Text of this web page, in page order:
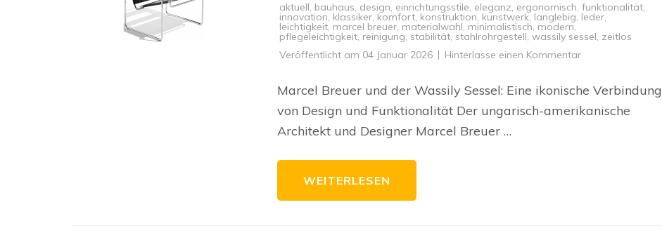
aktuell, bauhaus, design, einrichtungsstile, eleganz, ergonomisch, funktionalität,
innovation, klassiker, komfort, konstruktion, kunstwerk, langlebig, leder,
leichtigkeit, marcel breuer, materialwahl, minimalistisch, modern,
pflegeleichtigkeit, reinigung, stabilität, stahlrohrgestell, wassily sessel, zeitlos
Veröffentlicht am 04 Januar 2026 Hinterlasse einen Kommentarzu
Eleganz
des
Marcel
Breuer
Marcel Breuer und der Wassily Sessel: Eine ikonische Verbindung
von Design und Funktionalität Der ungarisch-amerikanische
Architekt und Designer Marcel Breuer …
WEITERLESEN